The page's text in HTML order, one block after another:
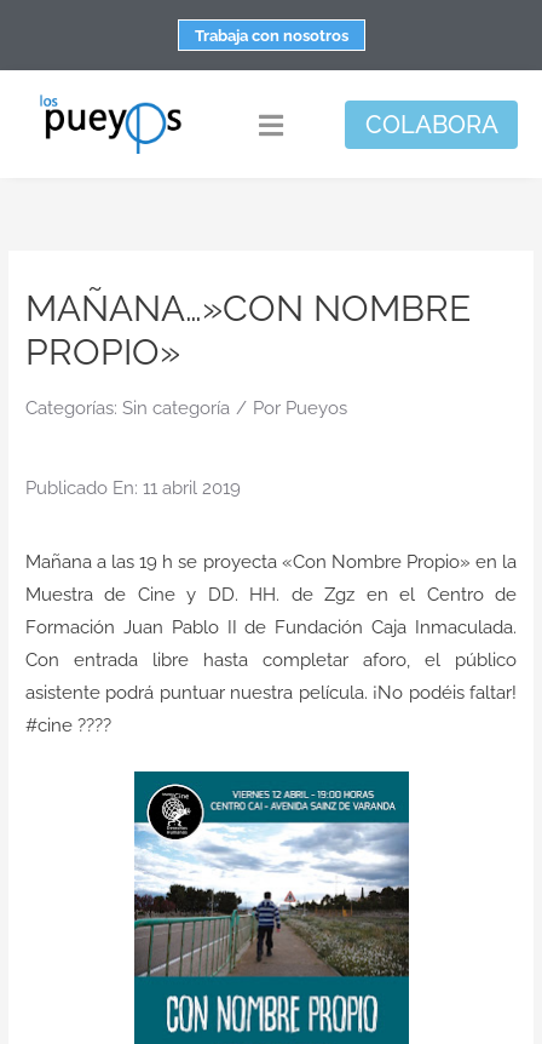
contenido
Trabaja con nosotros
Toggle
Apoyo personal y familiar
Espacio de bienestar
Responsabilidad social
Actualidad
COLABORA
MAÑANA…»CON NOMBRE
PROPIO»
Categorías: Sin categoría / Por Pueyos
Publicado En: 11 abril 2019
Mañana a las 19 h se proyecta «Con Nombre Propio» en la
Muestra de Cine y DD. HH. de Zgz en el Centro de
Formación Juan Pablo II de Fundación Caja Inmaculada.
Con entrada libre hasta completar aforo, el público
asistente podrá puntuar nuestra película. ¡No podéis faltar!
#cine ????